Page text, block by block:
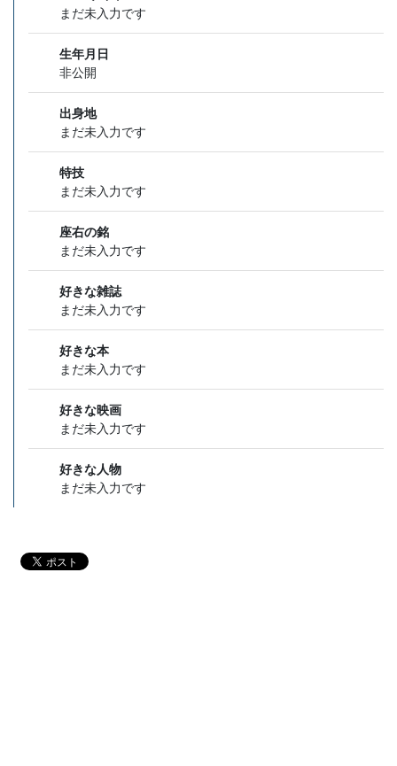
まだ未入力です
生年月日
非公開
出身地
まだ未入力です
特技
まだ未入力です
座右の銘
まだ未入力です
好きな雑誌
まだ未入力です
好きな本
まだ未入力です
好きな映画
まだ未入力です
好きな人物
まだ未入力です